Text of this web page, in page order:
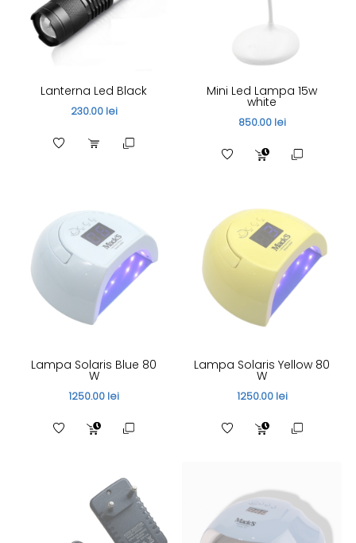
Lanterna Led Black
230.00 lei
Mini Led Lampa 15w
white
850.00 lei
Lampa Solaris Blue 80
W
1250.00 lei
Lampa Solaris Yellow 80
W
1250.00 lei